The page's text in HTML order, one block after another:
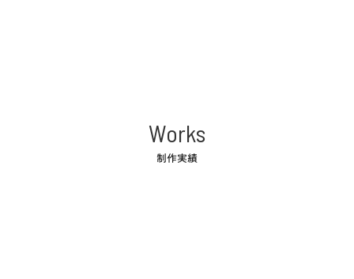
Works
制作実績